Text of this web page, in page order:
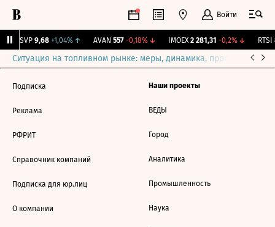
Войти
BISVP 9,68 +1,04%↑ AVAN 557 -0,18%↓ IMOEX 2 281,31 -0,2%↓ RTSI
Ситуация на топливном рынке: меры, динамика, прогнозы
Подписка
Реклама
РФРИТ
Справочник компаний
Подписка для юр.лиц
О компании
Наши проекты
ВЕДЫ
Город
Аналитика
Промышленность
Наука